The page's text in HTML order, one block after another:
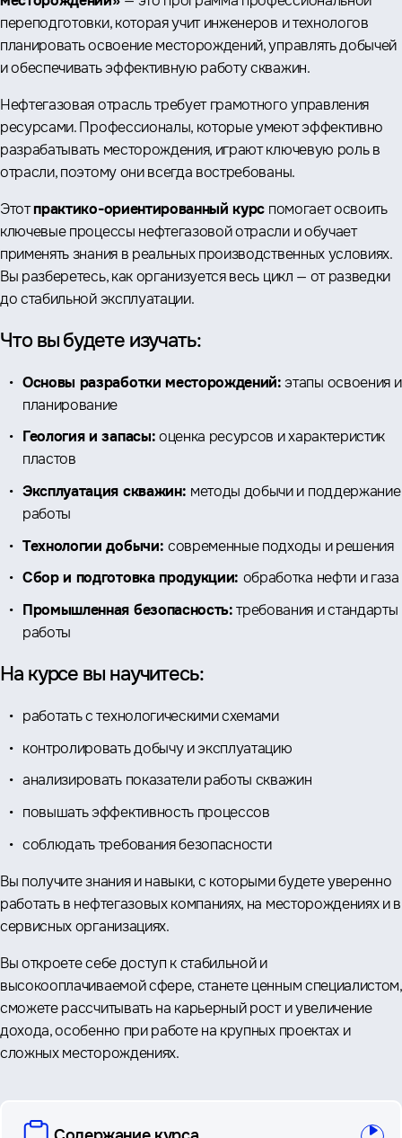
переподготовки, которая учит инженеров и технологов
планировать освоение месторождений, управлять добычей
и обеспечивать эффективную работу скважин.
Нефтегазовая отрасль требует грамотного управления
ресурсами. Профессионалы, которые умеют эффективно
разрабатывать месторождения, играют ключевую роль в
отрасли, поэтому они всегда востребованы.
Этотпрактико-ориентированный курс помогает освоить
ключевые процессы нефтегазовой отрасли и обучает
применять знания в реальных производственных условиях.
Вы разберетесь, как организуется весь цикл — от разведки
до стабильной эксплуатации.
Что вы будете изучать:
Основы разработки месторождений:этапы освоения и
планирование
Геология и запасы:оценка ресурсов и характеристик
пластов
Эксплуатация скважин: методы добычи и поддержание
работы
Технологии добычи: современные подходы и решения
Сбор и подготовка продукции: обработка нефти и газа
Промышленная безопасность:требования и стандарты
работы
На курсе вы научитесь:
работать с технологическими схемами
контролировать добычу и эксплуатацию
анализировать показатели работы скважин
повышать эффективность процессов
соблюдать требования безопасности
Вы получите знания и навыки, с которыми будете уверенно
работать в нефтегазовых компаниях, на месторождениях и в
сервисных организациях.
Вы откроете себе доступ к стабильной и
высокооплачиваемой сфере, станете ценным специалистом,
сможете рассчитывать на карьерный рост и увеличение
дохода, особенно при работе на крупных проектах и
сложных месторождениях.
вопросы